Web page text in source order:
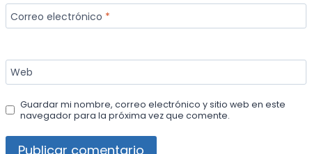
Correo electrónico *
Web
Guardar mi nombre, correo electrónico y sitio web en este
navegador para la próxima vez que comente.